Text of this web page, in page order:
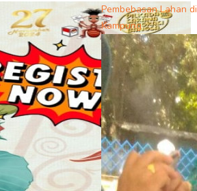
Pembebasan Lahan di
Kampung